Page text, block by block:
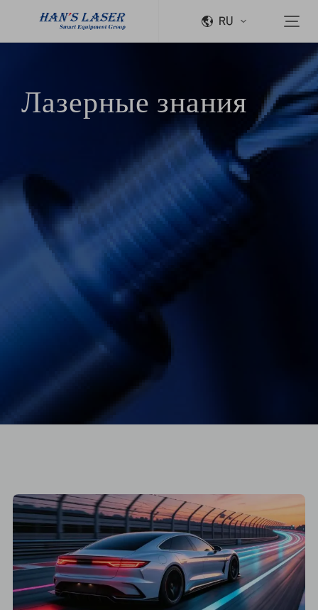
RU
Лазерные знания